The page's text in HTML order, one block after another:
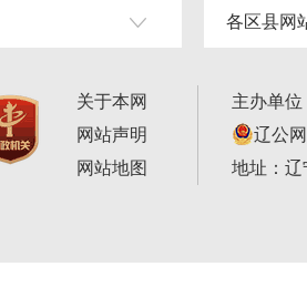
各区县网
关于本网
网站声明
网站地图
主办单
辽公
地址：辽